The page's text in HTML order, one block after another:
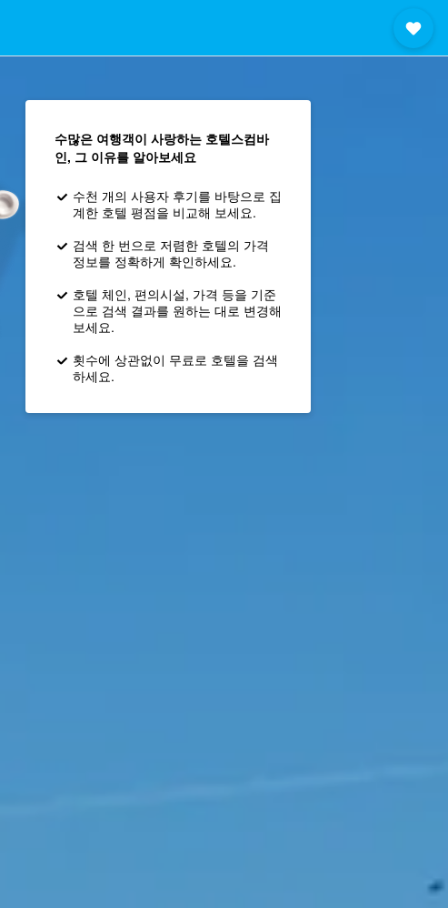
수많은 여행객이 사랑하는 호텔스컴바
인, 그 이유를 알아보세요
수천 개의 사용자 후기를 바탕으로 집
계한 호텔 평점을 비교해 보세요.
검색 한 번으로 저렴한 호텔의 가격
정보를 정확하게 확인하세요.
호텔 체인, 편의시설, 가격 등을 기준
으로 검색 결과를 원하는 대로 변경해
보세요.
횟수에 상관없이 무료로 호텔을 검색
하세요.